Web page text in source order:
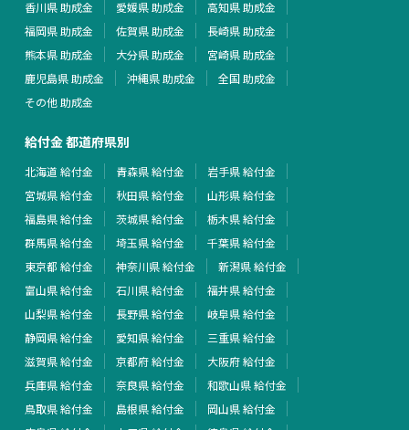
香川県 助成金
愛媛県 助成金
高知県 助成金
福岡県 助成金
佐賀県 助成金
長崎県 助成金
熊本県 助成金
大分県 助成金
宮崎県 助成金
鹿児島県 助成金
沖縄県 助成金
全国 助成金
その他 助成金
給付金 都道府県別
北海道 給付金 青森県 給付金
岩手県 給付金
宮城県 給付金
秋田県 給付金
山形県 給付金
福島県 給付金
茨城県 給付金
栃木県 給付金
群馬県 給付金
埼玉県 給付金
千葉県 給付金
東京都 給付金
神奈川県 給付金
新潟県 給付金
富山県 給付金
石川県 給付金
福井県 給付金
山梨県 給付金
長野県 給付金
岐阜県 給付金
静岡県 給付金
愛知県 給付金
三重県 給付金
滋賀県 給付金
京都府 給付金
大阪府 給付金
兵庫県 給付金
奈良県 給付金
和歌山県 給付金
鳥取県 給付金
島根県 給付金
岡山県 給付金